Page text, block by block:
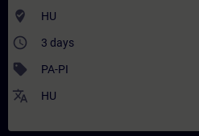
where_to_vote HU
access_time 3 days
sell PA-PI
translate HU